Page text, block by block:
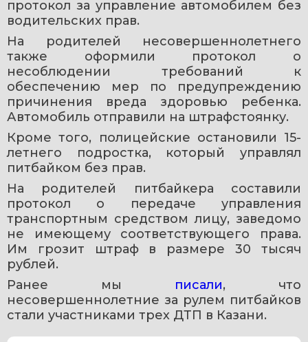
протокол за управление автомобилем без
водительских прав.
На родителей несовершеннолетнего
также оформили протокол о
несоблюдении требований к
обеспечению мер по предупреждению
причинения вреда здоровью ребенка.
Автомобиль отправили на штрафстоянку.
Кроме того, полицейские остановили 15-
летнего подростка, который управлял
питбайком без прав.
На родителей питбайкера составили
протокол о передаче управления
транспортным средством лицу, заведомо
не имеющему соответствующего права.
Им грозит штраф в размере 30 тысяч
рублей.
Ранее мы писали, что
несовершеннолетние за рулем питбайков
стали участниками трех ДТП в Казани.